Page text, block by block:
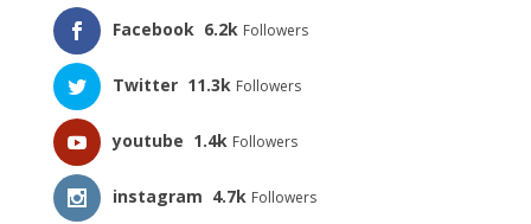
Facebook 6.2k Followers
Twitter 11.3k Followers
youtube 1.4k Followers
instagram 4.7k Followers